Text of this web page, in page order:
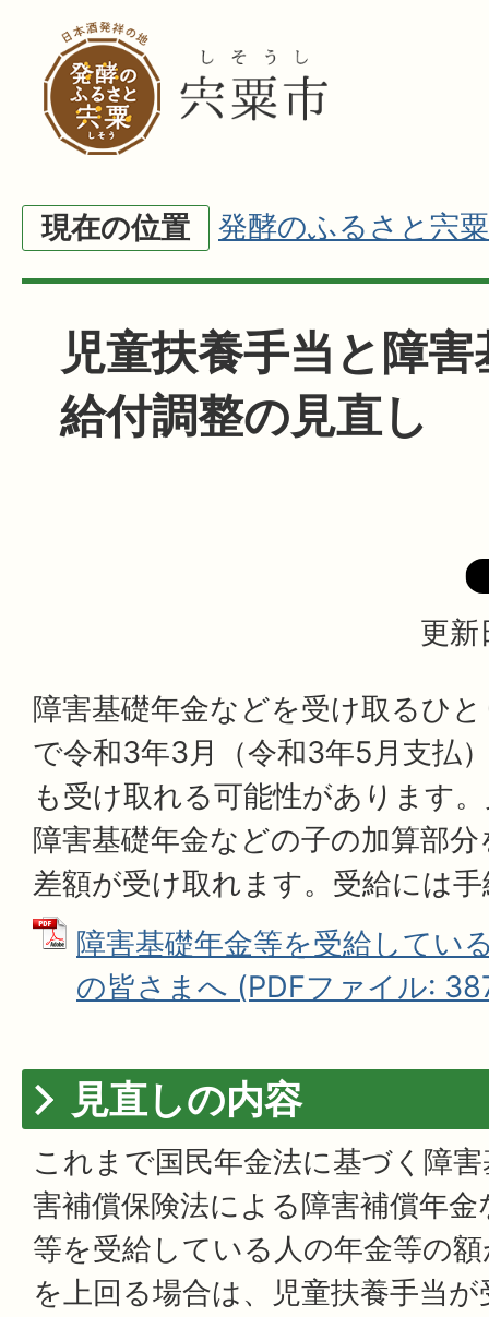
現在の位置 発酵のふるさと宍粟
児童扶養手当と障
給付調整の見直し
更新
障害基礎年金などを受け取るひ
で令和3年3月（令和3年5月支払
も受け取れる可能性があります
障害基礎年金などの子の加算部
差額が受け取れます。受給には
障害基礎年金等を受給してい
の皆さまへ (PDFファイル:
見直しの内容
これまで国民年金法に基づく障
害補償保険法による障害補償年
等を受給している人の年金等の
を上回る場合は、児童扶養手当